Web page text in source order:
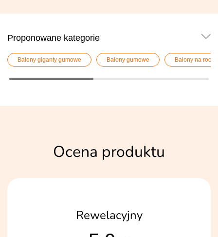
Proponowane kategorie
Balony giganty gumowe Balony gumowe Balony na
Ocena produktu
Rewelacyjny